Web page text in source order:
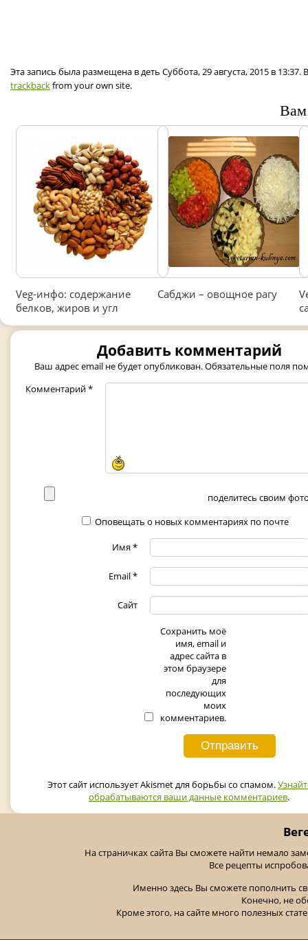
Эта запись была размещена в деть Суббота, 29 августа, 2015 в
trackbackfrom your own site.
Вам
Veg-инфо: содержание
белков, жиров и угл
Сабджи – овощное рагу
Добавить комментарий
Ваш адрес email не будет опубликован.Обязательные поля
Комментарий*
поделитесь своим
Оповещать о новых комментариях по почте
Имя*
Email*
Сайт
Сохранить моё
имя, email и
адрес сайта в
этом браузере
для
последующих
моих
комментариев.
Этот сайт использует Akismet для борьбы со спамом.
обрабатываются ваши данные комментариев.
На страничках сайта Вы сможете найти немало
Все рецепты
Именно здесь Вы сможете пополнить
Конечно, не
Кроме этого, на сайте много полезных